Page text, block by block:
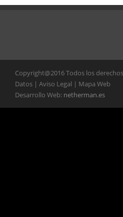
Copyright@2016 Todos los
Datos | Aviso Legal | Mapa Web
Desarrollo Web: netherman.es